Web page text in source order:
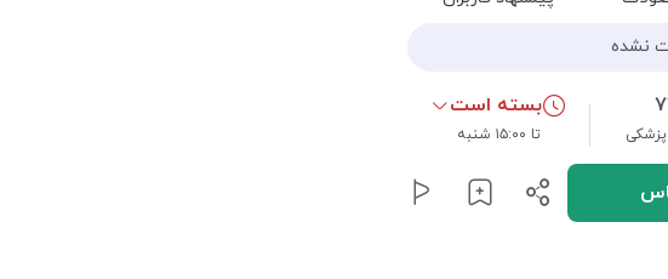
نشده
پزشکی
بسته است
تا ۱۵:۰۰ شنبه